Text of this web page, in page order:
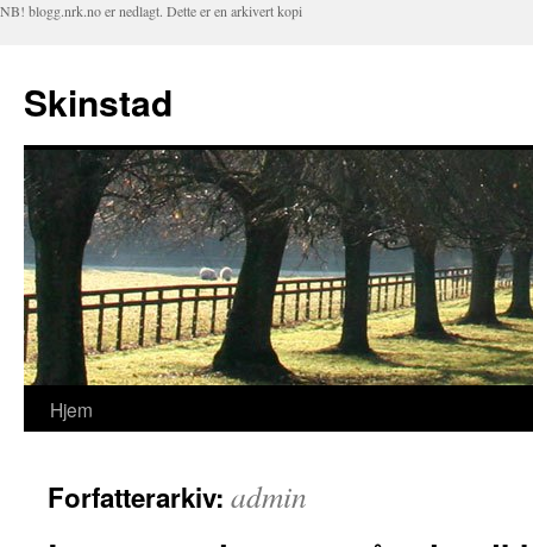
NB! blogg.nrk.no er nedlagt. Dette er en arkivert kopi
Skinstad
Hopp
innhold
Hjem
Forfatterarkiv: admin